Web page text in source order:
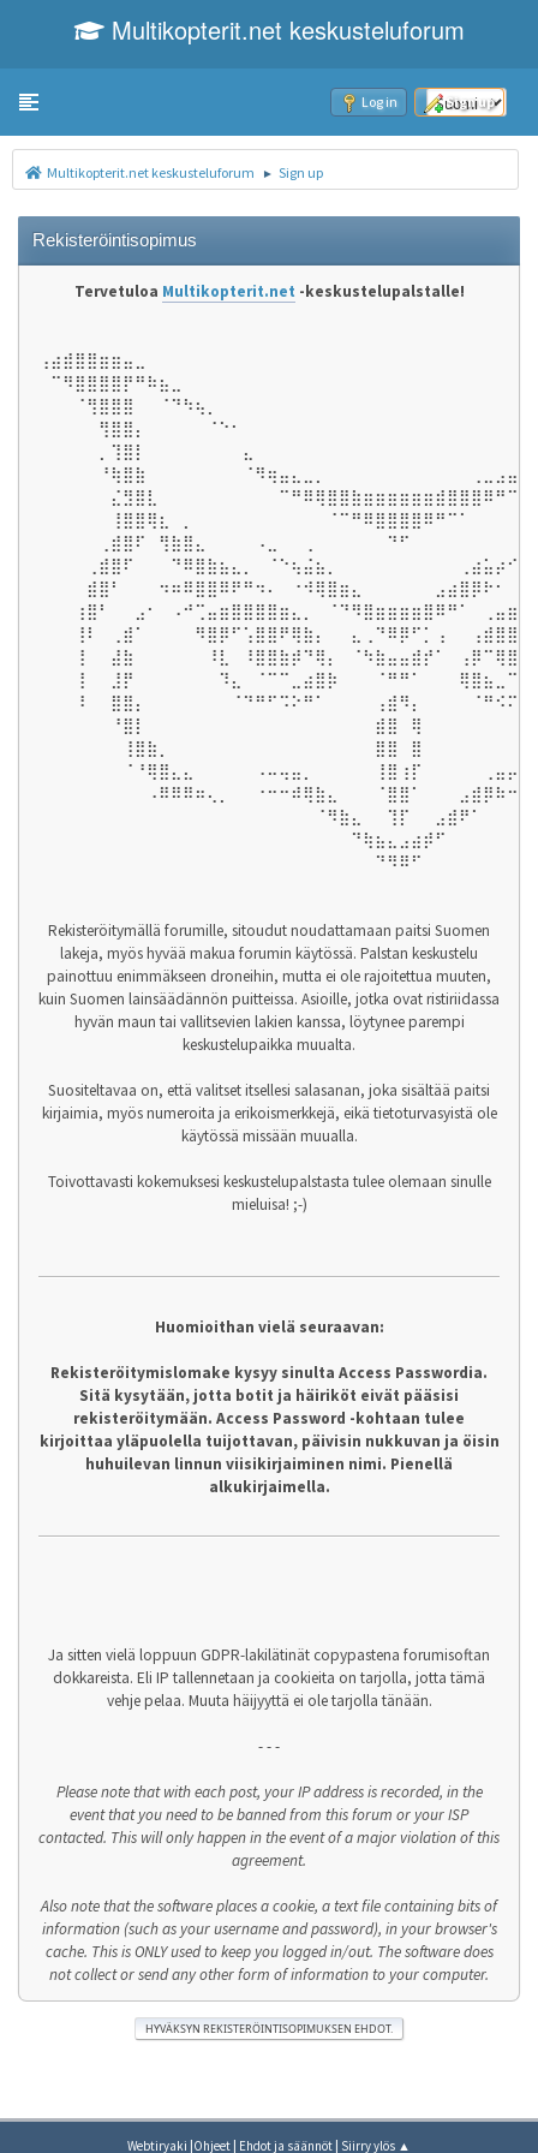
Multikopterit.net keskusteluforum
Toggle navigation Log in Sign up
Multikopterit.net keskusteluforum ► Sign up
Rekisteröintisopimus
Tervetuloa Multikopterit.net -keskustelupalstalle!
Rekisteröitymällä forumille, sitoudut noudattamaan paitsi Suomen
lakeja, myös hyvää makua forumin käytössä. Palstan keskustelu
painottuu enimmäkseen droneihin, mutta ei ole rajoitettua muuten,
kuin Suomen lainsäädännön puitteissa. Asioille, jotka ovat ristiriidassa
hyvän maun tai vallitsevien lakien kanssa, löytynee parempi
keskustelupaikka muualta.
Suositeltavaa on, että valitset itsellesi salasanan, joka sisältää paitsi
kirjaimia, myös numeroita ja erikoismerkkejä, eikä tietoturvasyistä ole
käytössä missään muualla.
Toivottavasti kokemuksesi keskustelupalstasta tulee olemaan sinulle
mieluisa! ;-)
Huomioithan vielä seuraavan:
Rekisteröitymislomake kysyy sinulta Access Passwordia.
Sitä kysytään, jotta botit ja häiriköt eivät pääsisi
rekisteröitymään. Access Password -kohtaan tulee
kirjoittaa yläpuolella tuijottavan, päivisin nukkuvan ja öisin
huhuilevan linnun viisikirjaiminen nimi. Pienellä
alkukirjaimella.
Ja sitten vielä loppuun GDPR-lakilätinät copypastena forumisoftan
dokkareista. Eli IP tallennetaan ja cookieita on tarjolla, jotta tämä
vehje pelaa. Muuta häijyyttä ei ole tarjolla tänään.
- - -
Please note that with each post, your IP address is recorded, in the
event that you need to be banned from this forum or your ISP
contacted. This will only happen in the event of a major violation of this
agreement.
Also note that the software places a cookie, a text file containing bits of
information (such as your username and password), in your browser's
cache. This is ONLY used to keep you logged in/out. The software does
not collect or send any other form of information to your computer.
Webtiryaki |Ohjeet | Ehdot ja säännöt | Siirry ylös ▲